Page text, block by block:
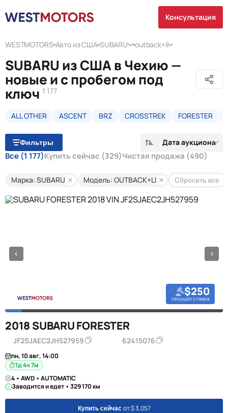
Консультация
WESTMOTORS Авто из США SUBARU outback+li
SUBARU из США в Чехию —
новые и с пробегом под
ключ 1 177
ALL OTHER ASCENT BRZ CROSSTREK FORESTER
Фильтры Дата аукциона
Все (1 177)Купить сейчас (329)Чистая продажа (490)
Марка: SUBARU Модель: OUTBACK+LI Сбросить все
$250
текущая ставка
2018 SUBARU FORESTER
JF2SJAEC2JH527959 62415076
пн, 10 авг, 14:00
1д 4ч 7м
4 • AWD • AUTOMATIC
Заводится и едет • 329 170 км
Купить сейчас от $ 3,057